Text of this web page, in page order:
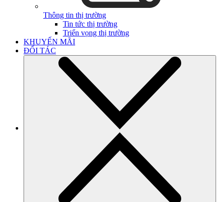
Thông tin thị trường
Tin tức thị trường
Triển vọng thị trường
KHUYẾN MÃI
ĐỐI TÁC